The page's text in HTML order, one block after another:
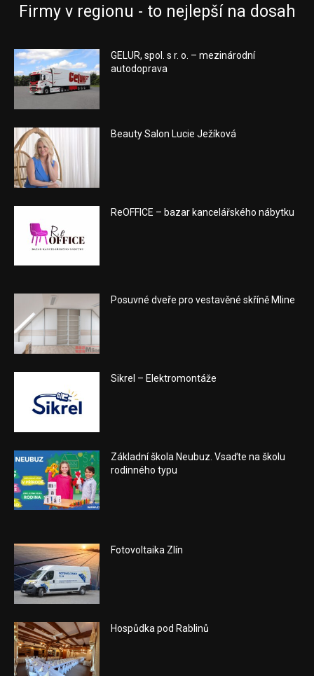
Firmy v regionu - to nejlepší na dosah
GELUR, spol. s r. o. – mezinárodní
autodoprava
Beauty Salon Lucie Ježíková
ReOFFICE – bazar kancelářského nábytku
Posuvné dveře pro vestavěné skříně Mline
Sikrel – Elektromontáže
Základní škola Neubuz. Vsaďte na školu
rodinného typu
Fotovoltaika Zlín
Hospůdka pod Rablinů